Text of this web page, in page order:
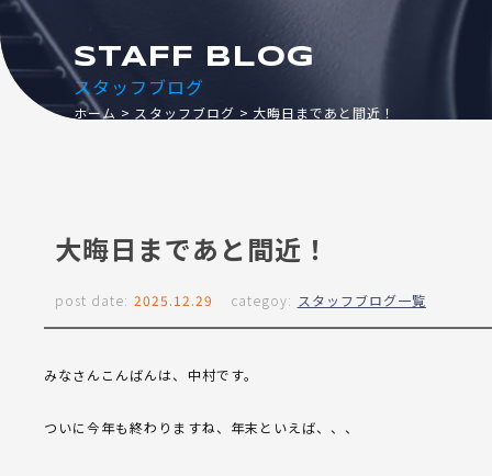
スタッフブログ
STAFF BLOG
ホーム スタッフブログ 大晦日まであと間近！
大晦日まであと間近！
post date: 2025.12.29 categoy: スタッフブログ一覧
みなさんこんばんは、中村です。
ついに今年も終わりますね、年末といえば、、、